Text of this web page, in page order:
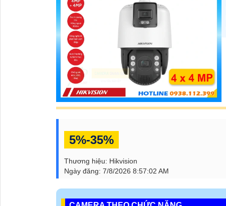
5%-35%
Thương hiệu: Hikvision
Ngày đăng: 7/8/2026 8:57:02 AM